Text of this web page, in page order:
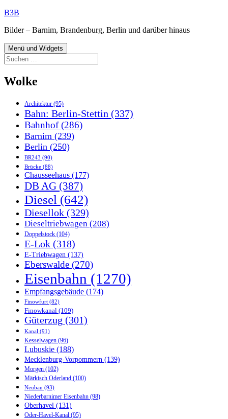
Zum
springen
B3B
Bilder – Barnim, Brandenburg, Berlin und darüber hinaus
Menü und Widgets
Suchen
nach:
Wolke
Architektur (95)
Bahn: Berlin-Stettin (337)
Bahnhof(286)
Barnim (239)
Berlin (250)
BR243 (90)
Brücke (88)
Chausseehaus (177)
DB AG (387)
Diesel (642)
Diesellok (329)
Dieseltriebwagen (208)
Doppelstock (104)
E-Lok (318)
E-Triebwagen (137)
Eberswalde (270)
Eisenbahn (1270)
Empfangsgebäude (174)
Finowfurt (82)
Finowkanal (109)
Güterzug (301)
Kanal (91)
Kesselwagen (96)
Lubuskie (188)
Mecklenburg-Vorpommern (139)
Morgen (102)
Märkisch Oderland (100)
Neubau (93)
Niederbarnimer Eisenbahn (98)
Oberhavel (131)
Oder-Havel-Kanal (95)